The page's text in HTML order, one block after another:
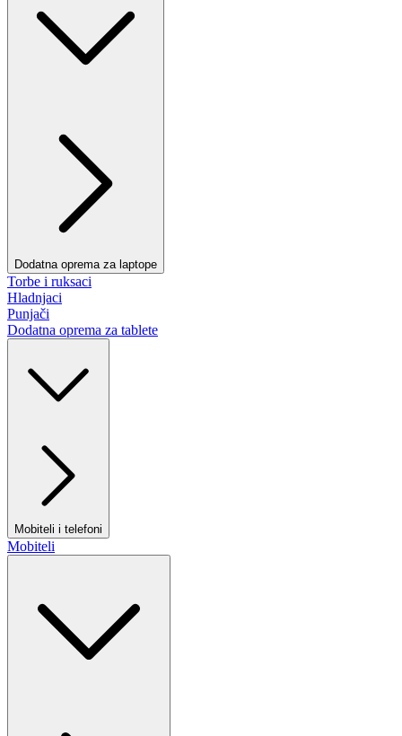
Dodatna oprema za laptope
Torbe i ruksaci
Hladnjaci
Punjači
Dodatna oprema za tablete
Mobiteli i telefoni
Mobiteli